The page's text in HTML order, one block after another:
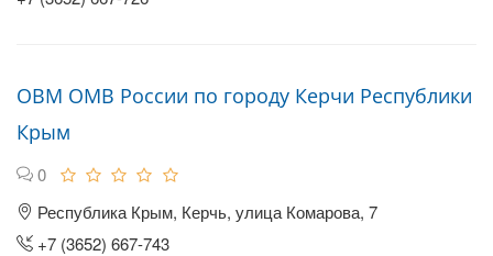
ОВМ ОМВ России по городу Керчи Республики
Крым
0
Республика Крым, Керчь, улица Комарова, 7
+7 (3652) 667-743